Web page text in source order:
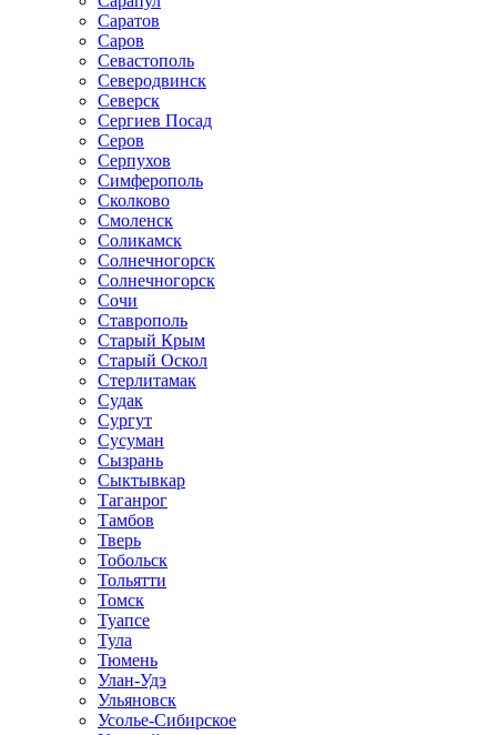
Саратов
Саров
Севастополь
Северодвинск
Северск
Сергиев Посад
Серов
Серпухов
Симферополь
Сколково
Смоленск
Соликамск
Солнечногорск
Солнечногорск
Сочи
Ставрополь
Старый Крым
Старый Оскол
Стерлитамак
Судак
Сургут
Сусуман
Сызрань
Сыктывкар
Таганрог
Тамбов
Тверь
Тобольск
Тольятти
Томск
Туапсе
Тула
Тюмень
Улан-Удэ
Ульяновск
Усолье-Сибирское